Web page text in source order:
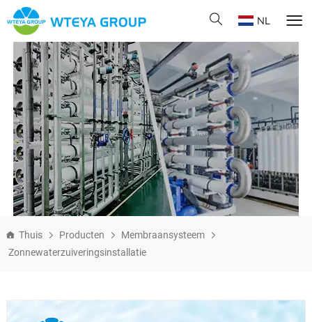
NL
Thuis Producten
Membraansysteem
Zonnewaterzuiveringsinstallatie